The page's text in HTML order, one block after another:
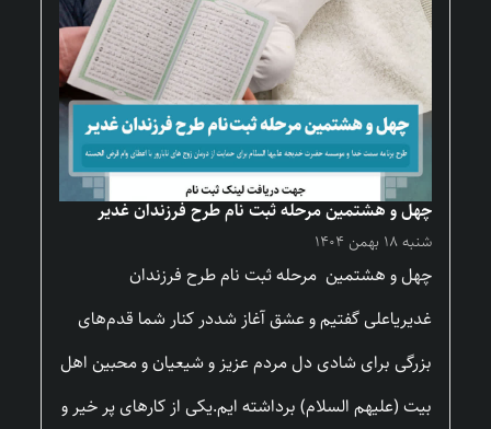
چهل و هشتمین مرحله ثبت نام طرح فرزندان غدیر
شنبه ۱۸ بهمن ۱۴۰۴
چهل و هشتمین مرحله ثبت نام طرح فرزندان
غدیریاعلی گفتیم و عشق آغاز شددر کنار شما قدم‌های
بزرگی برای شادی دل مردم عزیز و شیعیان و محبین اهل
بیت (علیهم السلام) برداشته ایم.یکی از کارهای پر خیر و